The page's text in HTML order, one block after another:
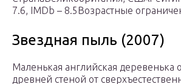
7.6, IMDb – 8.5Возрастные
Звездная пыль (2007)
Маленькая английская деревенька
древней стеной от